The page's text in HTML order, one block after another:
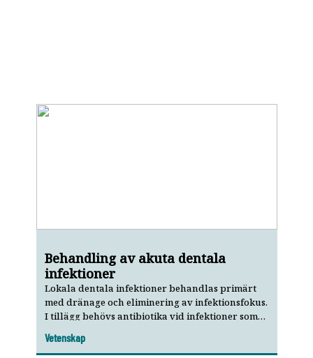
Behandling av akuta dentala
infektioner
Lokala dentala infektioner behandlas primärt
med dränage och eliminering av infektionsfokus.
I tillägg behövs antibiotika vid infektioner som
dentala infektioner i sällsynta fall kan utvecklas
Vetenskap